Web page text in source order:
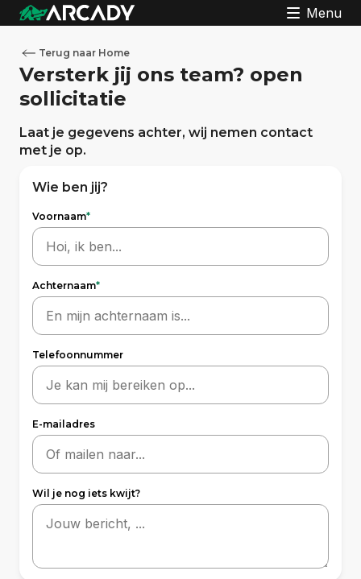
Menu
Terug naar Home
Versterk jij ons team? open
sollicitatie
Laat je gegevens achter, wij nemen contact
met je op.
Wie ben jij?
Voornaam*
Achternaam*
Telefoonnummer
E-mailadres
Wil je nog iets kwijt?